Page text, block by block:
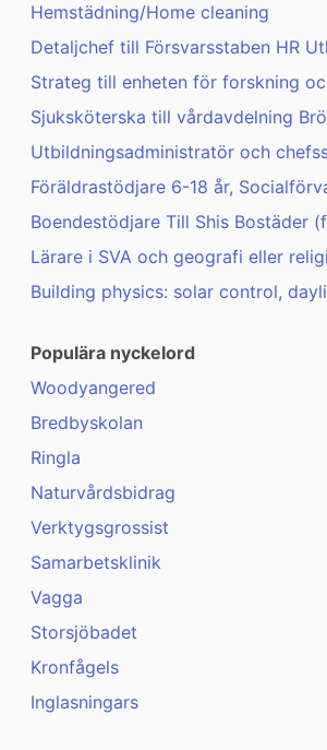
Hemstädning/Home cleaning
Detaljchef till Försvarsstaben HR
Strateg till enheten för forskning
Sjuksköterska till vårdavdelning
Utbildningsadministratör och
Föräldrastödjare 6-18 år,
Boendestödjare Till Shis Bostäder
Lärare i SVA och geografi eller
Building physics: solar control,
Populära nyckelord
Woodyangered
Bredbyskolan
Ringla
Naturvårdsbidrag
Verktygsgrossist
Samarbetsklinik
Vagga
Storsjöbadet
Kronfågels
Inglasningars